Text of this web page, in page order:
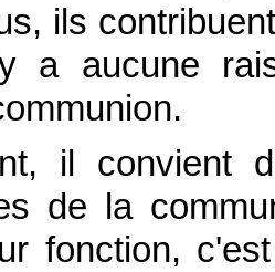
ils
a aucune
il convient
de la
fonction,